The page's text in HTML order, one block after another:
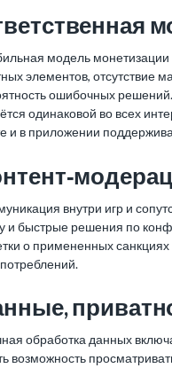
модель
элементов, отсутствие
ошибочных
одинаковой во всех
и в приложении
внутри игр и
и быстрые решения по
о примененных
обработка данных
возможность